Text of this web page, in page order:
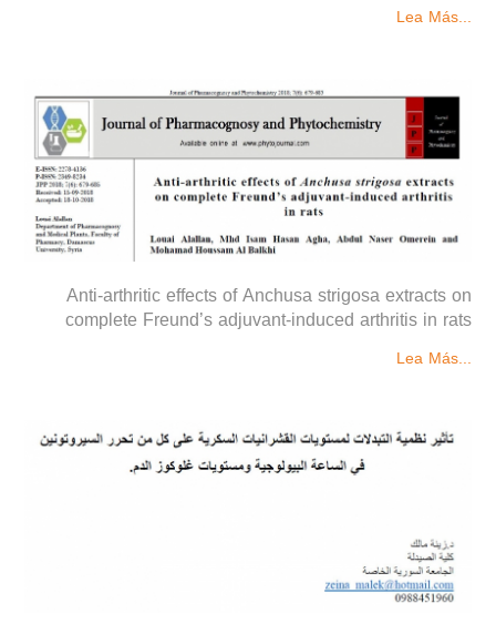
Lea Más...
Anti-arthritic effects of Anchusa strigosa extracts on
complete Freund’s adjuvant-induced arthritis in rats
Lea Más...